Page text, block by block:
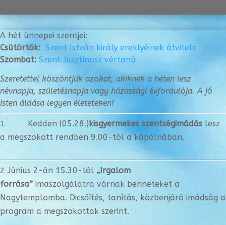
A hét ünnepei szentjei:
Csütörtök: Szent István király ereklyéinek átvitele
Szombat: Szent Jusztínusz vértanú
Szeretettel köszöntjük azokat, akiknek a héten lesz
névnapja, születésnapja vagy házassági évfordulója. A jó
Isten áldása legyen életeteken!
Kedden (05.28.)kisgyermekes szentségimádás lesz
a megszokott rendben 9.00-tól a kápolnában.
Június 2-án 15.30-tól „Irgalom
forrása” imaszolgálatra várnak benneteket a
Nagytemplomba. Dicsőítés, tanítás, közbenjáró imádság a
program a megszokottak szerint.